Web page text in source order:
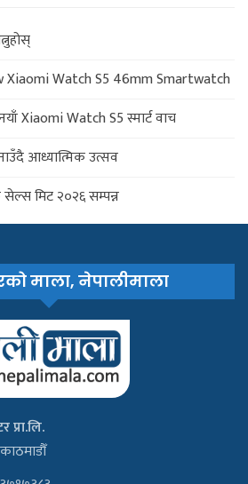
Xiaomi Watch S5 46mm Smartwatch
Xiaomi Watch S5 स्मार्ट वाच
आध्यात्मिक उत्सव
सेल्स मिट २०२६ सम्पन्न
माला, नेपालीमाला
प्रा.लि.